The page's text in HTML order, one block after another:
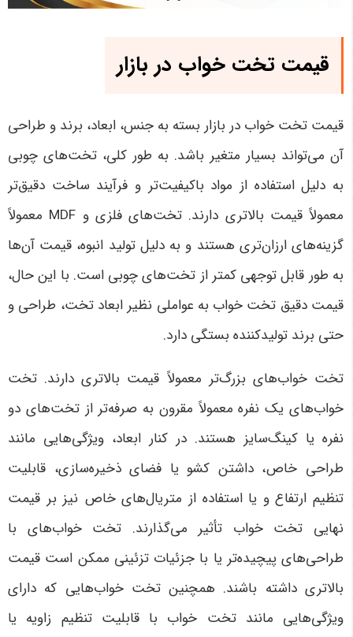
قیمت تخت خواب در بازار
قیمت تخت خواب در بازار بسته به جنس، ابعاد، برند و طراحی
آن می‌تواند بسیار متغیر باشد. به طور کلی، تخت‌های چوبی
به دلیل استفاده از مواد باکیفیت‌تر و فرآیند ساخت دقیق‌تر
معمولاً قیمت بالاتری دارند. تخت‌های فلزی و MDF معمولاً
گزینه‌های ارزان‌تری هستند و به دلیل تولید انبوه، قیمت آن‌ها
به طور قابل توجهی کمتر از تخت‌های چوبی است. با این حال،
قیمت دقیق تخت خواب به عواملی نظیر ابعاد تخت، طراحی و
حتی برند تولیدکننده بستگی دارد.
تخت خواب‌های بزرگ‌تر معمولاً قیمت بالاتری دارند. تخت
خواب‌های یک نفره معمولاً مقرون به صرفه‌تر از تخت‌های دو
نفره یا کینگ‌سایز هستند. در کنار ابعاد، ویژگی‌هایی مانند
طراحی خاص، داشتن کشو یا فضای ذخیره‌سازی، قابلیت
تنظیم ارتفاع و یا استفاده از متریال‌های خاص نیز بر قیمت
نهایی تخت خواب تأثیر می‌گذارند. تخت خواب‌های با
طراحی‌های پیچیده‌تر یا با جزئیات تزئینی ممکن است قیمت
بالاتری داشته باشند. همچنین تخت خواب‌هایی که دارای
ویژگی‌هایی مانند تخت خواب با قابلیت تنظیم زاویه یا